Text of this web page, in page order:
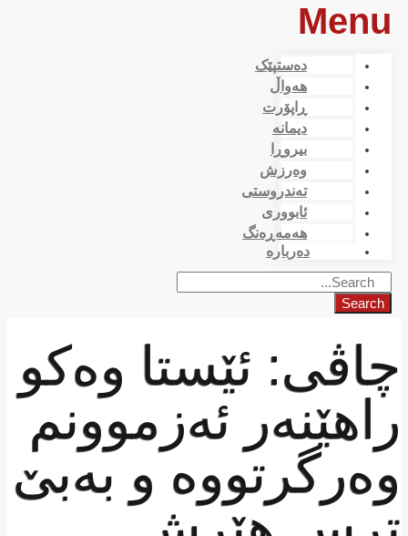
Menu
دەستپێک
هەواڵ
ڕاپۆرت
دیمانە
بیروڕا
وەرزش
تەندروستی
ئابووری
هەمەڕەنگ
دەربارە
Search
چاڤی: ئێستا وه‌كو
راهێنه‌ر ئه‌زموونم
وه‌رگرتووه‌ و به‌بێ